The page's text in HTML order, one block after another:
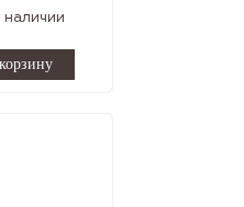
наличии